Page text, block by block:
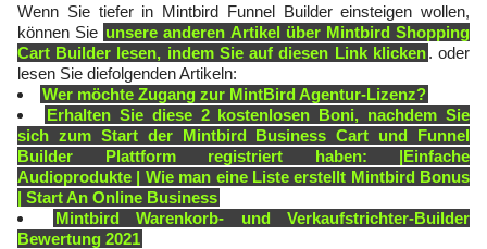
Wenn Sie tiefer in Mintbird Funnel Builder einsteigen wollen,
können Sie unsere anderen Artikel über Mintbird Shopping
Cart Builder lesen, indem Sie auf diesen Link klicken. oder
lesen Sie diefolgenden Artikeln:
Wer möchte Zugang zur MintBird Agentur-Lizenz?
Erhalten Sie diese 2 kostenlosen Boni, nachdem Sie
sich zum Start der Mintbird Business Cart und Funnel
Builder Plattform registriert haben: |Einfache
Audioprodukte | Wie man eine Liste erstellt Mintbird Bonus
| Start An Online Business
Mintbird Warenkorb- und Verkaufstrichter-Builder
Bewertung 2021